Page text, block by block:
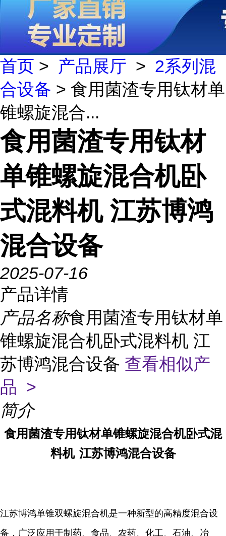
首页 > 产品展厅 > 2系列混
合设备 > 食用菌渣专用钛材单
锥螺旋混合...
食用菌渣专用钛材
单锥螺旋混合机卧
式混料机 江苏博鸿
混合设备
2025-07-16
产品详情
产品名称食用菌渣专用钛材单
锥螺旋混合机卧式混料机 江
苏博鸿混合设备 查看相似产
品 >
简介
食用菌渣专用钛材单锥螺旋混合机卧式混
料机 江苏博鸿混合设备
江苏博鸿单锥双螺旋混合机是一种新型的高精度混合设
备，广泛应用于制药、食品、农药、化工、石油、冶